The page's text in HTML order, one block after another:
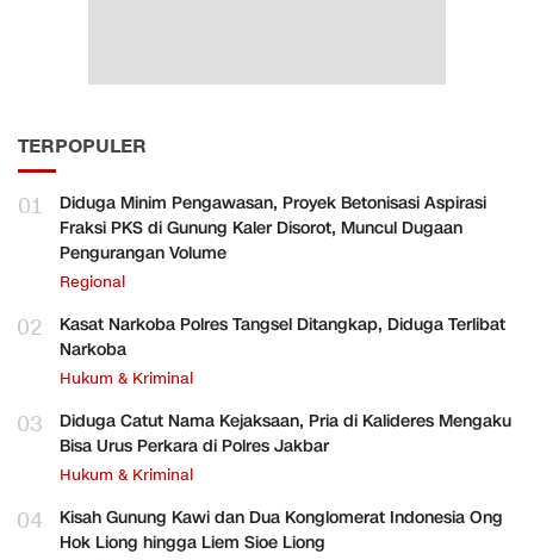
TERPOPULER
01
Diduga Minim Pengawasan, Proyek Betonisasi Aspirasi
Fraksi PKS di Gunung Kaler Disorot, Muncul Dugaan
Pengurangan Volume
Regional
02
Kasat Narkoba Polres Tangsel Ditangkap, Diduga Terlibat
Narkoba
Hukum & Kriminal
03
Diduga Catut Nama Kejaksaan, Pria di Kalideres Mengaku
Bisa Urus Perkara di Polres Jakbar
Hukum & Kriminal
04
Kisah Gunung Kawi dan Dua Konglomerat Indonesia Ong
Hok Liong hingga Liem Sioe Liong